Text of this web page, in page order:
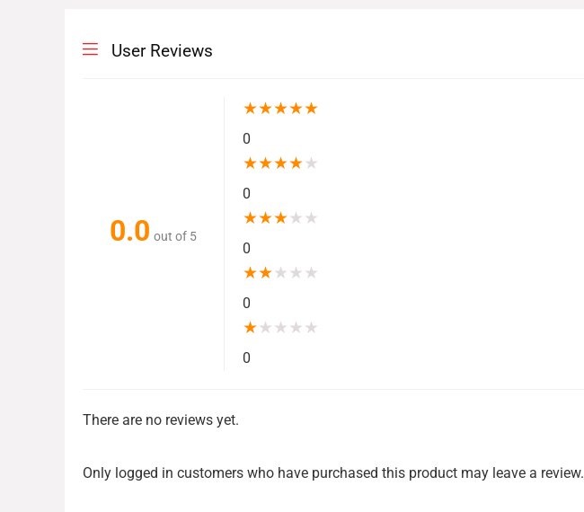
User Reviews
0.0 out of 5
★★★★★
0
★★★★★
0
★★★★ ★
0
★★★ ★ ★
0
★★ ★ ★ ★
0
There are no reviews yet.
Only logged in customers who have purchased this product may leave a review.